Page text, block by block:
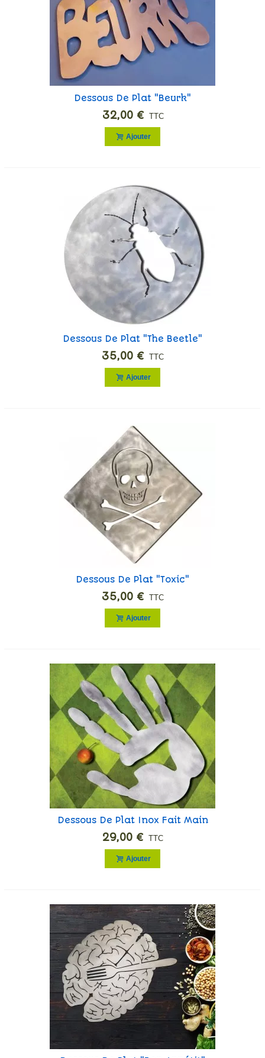
Dessous De Plat "Beurk"
32,00 € TTC
Ajouter
Dessous De Plat "The Beetle"
35,00 € TTC
Ajouter
Dessous De Plat "Toxic"
35,00 € TTC
Ajouter
Dessous De Plat Inox Fait Main
29,00 € TTC
Ajouter